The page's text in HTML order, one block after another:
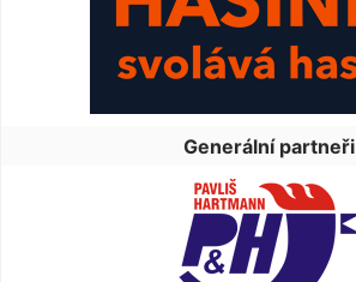
Generální partneři